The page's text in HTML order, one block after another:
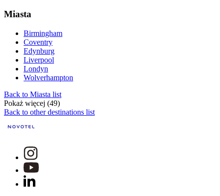
Miasta
Birmingham
Coventry
Edynburg
Liverpool
Londyn
Wolverhampton
Back to Miasta list
Pokaż więcej (49)
Back to other destinations list